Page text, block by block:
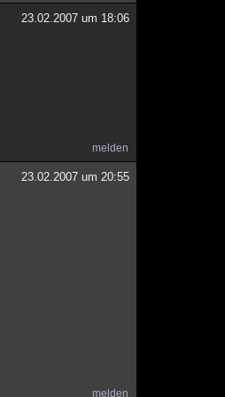
23.02.2007 um 18:06
melden
23.02.2007 um 20:55
melden